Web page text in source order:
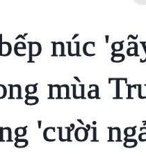
núc
mùa
'cười